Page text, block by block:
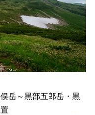
岳～黒部五郎岳・黒